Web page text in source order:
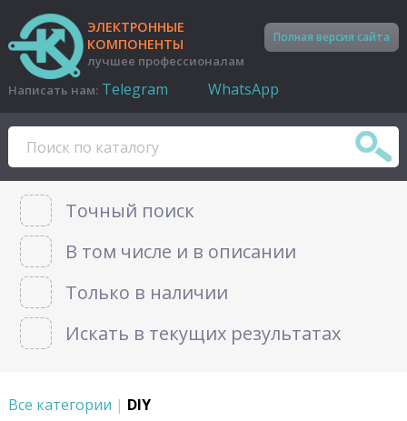
ЭЛЕКТРОННЫЕ
КОМПОНЕНТЫ
лучшее профессионалам
Полная версия сайта
Написать нам: Telegram WhatsApp
Точный поиск
В том числе и в описании
Только в наличии
Искать в текущих результатах
Все категории | DIY